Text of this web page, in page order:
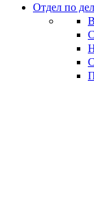
Отдел по